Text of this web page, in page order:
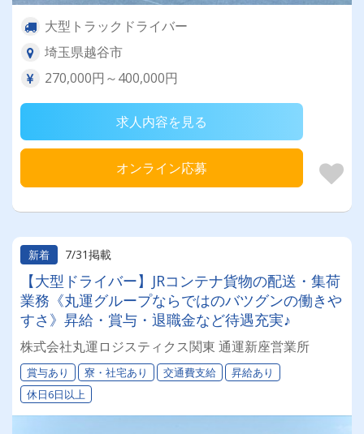
大型トラックドライバー
埼玉県越谷市
270,000円～400,000円
求人内容を見る
オンライン応募
新着 7/31掲載
【大型ドライバー】JRコンテナ貨物の配送・集荷
業務《丸運グループならではのバツグンの働きや
すさ》昇給・賞与・退職金など待遇充実♪
株式会社丸運ロジスティクス関東 通運新座営業所
賞与あり 寮・社宅あり 交通費支給
昇給あり
休日6日以上